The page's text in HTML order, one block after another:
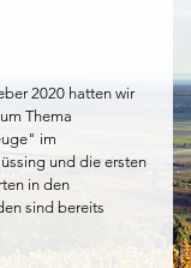
2020 hatten wir
Thema
im
und die ersten
in den
sind bereits